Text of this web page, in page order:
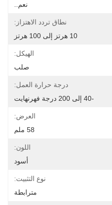
نعم..
نطاق تردد الاهتزاز:
10 هرتز إلى 100 هرتز
الهيكل:
صلب
درجة حرارة العمل:
العرض:
58 ملم
اللون:
أسود
نوع التثبيت:
مترابطة